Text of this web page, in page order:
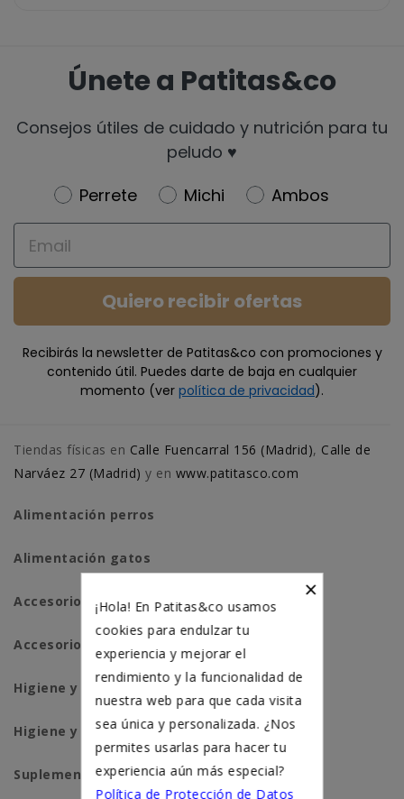
Únete a Patitas&co
Consejos útiles de cuidado y nutrición para tu
peludo ♥️
Newsletter
Perrete Michi
Ambos
Email
Quiero recibir ofertas
Recibirás la newsletter de Patitas&co con promociones y
contenido útil. Puedes darte de baja en cualquier
momento (ver política de privacidad).
Tiendas físicas en Calle Fuencarral 156 (Madrid), Calle de
Narváez 27 (Madrid) y en www.patitasco.com
Alimentación perros
Alimentación gatos
Accesorios perros
Accesorios para gatos
Higiene y salud perros
Higiene y salud gatos
Suplementación natural
×
¡Hola! En Patitas&co usamos
cookies para endulzar tu
experiencia y mejorar el
rendimiento y la funcionalidad de
nuestra web para que cada visita
sea única y personalizada. ¿Nos
permites usarlas para hacer tu
experiencia aún más especial?
Política de Protección de Datos